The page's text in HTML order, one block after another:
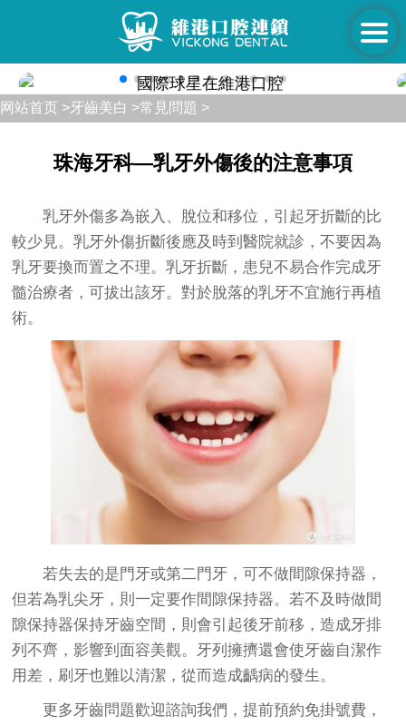
网站首页 >牙齒美白 >常見問題 >
珠海牙科—乳牙外傷後的注意事項
乳牙外傷多為嵌入、脫位和移位，引起牙折斷的比
較少見。乳牙外傷折斷後應及時到醫院就診，不要因為
乳牙要換而置之不理。乳牙折斷，患兒不易合作完成牙
髓治療者，可拔出該牙。對於脫落的乳牙不宜施行再植
術。
若失去的是門牙或第二門牙，可不做間隙保持器，
但若為乳尖牙，則一定要作間隙保持器。若不及時做間
隙保持器保持牙齒空間，則會引起後牙前移，造成牙排
列不齊，影響到面容美觀。牙列擁擠還會使牙齒自潔作
用差，刷牙也難以清潔，從而造成齲病的發生。
更多牙齒問題歡迎諮詢我們，提前預約免掛號費，